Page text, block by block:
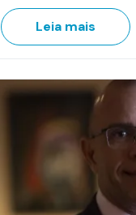
Leia mais